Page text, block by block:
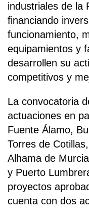
industriales de la
financiando
funcionamiento,
equipamientos y
desarrollen su
competitivos y
La convocatoria
actuaciones en
Fuente Álamo,
Torres de
Alhama de
y Puerto
proyectos
cuenta con dos